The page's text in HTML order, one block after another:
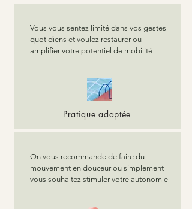
Vous vous sentez limité dans vos gestes
quotidiens et voulez restaurer ou
amplifier votre potentiel de mobilité
Pratique adaptée
On vous recommande de faire du
mouvement en douceur ou simplement
vous souhaitez stimuler votre autonomie